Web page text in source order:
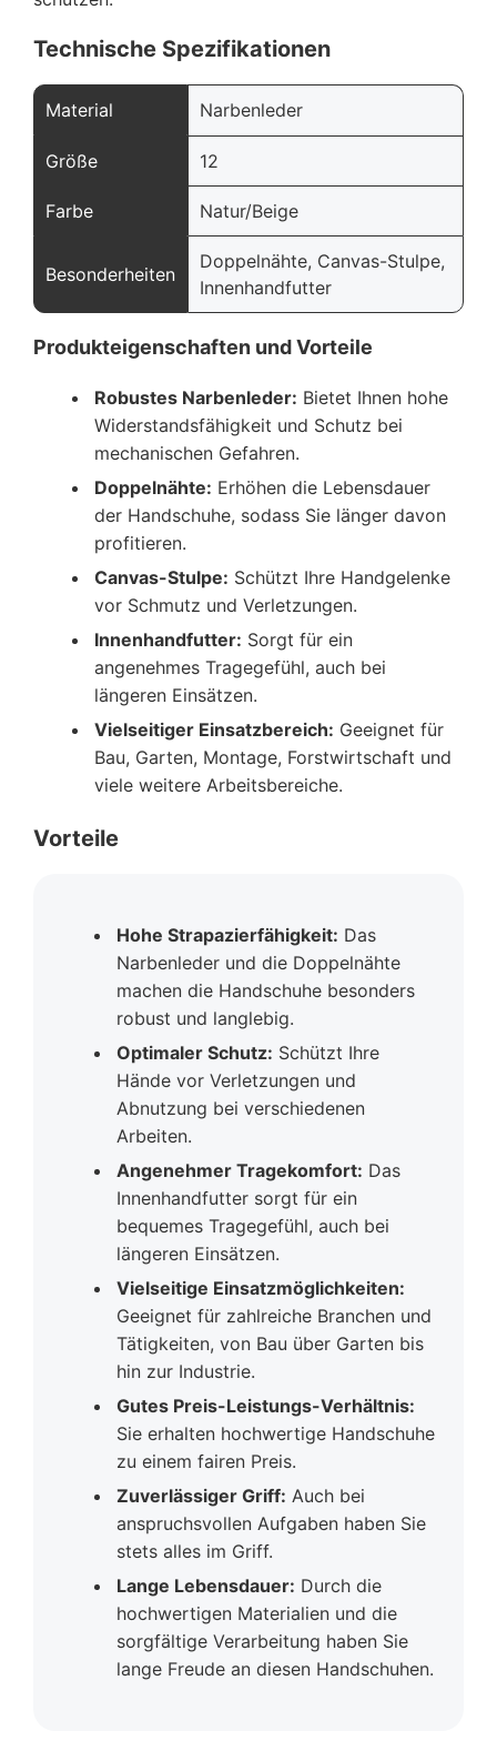
Technische Spezifikationen
Material Narbenleder
Größe 12
Farbe Natur/Beige
Besonderheiten
Doppelnähte, Canvas-Stulpe,
Innenhandfutter
Produkteigenschaften und Vorteile
Robustes Narbenleder: Bietet Ihnen hohe
Widerstandsfähigkeit und Schutz bei
mechanischen Gefahren.
Doppelnähte: Erhöhen die Lebensdauer
der Handschuhe, sodass Sie länger davon
profitieren.
Canvas-Stulpe: Schützt Ihre Handgelenke
vor Schmutz und Verletzungen.
Innenhandfutter: Sorgt für ein
angenehmes Tragegefühl, auch bei
längeren Einsätzen.
Vielseitiger Einsatzbereich: Geeignet für
Bau, Garten, Montage, Forstwirtschaft und
viele weitere Arbeitsbereiche.
Vorteile
Hohe Strapazierfähigkeit: Das
Narbenleder und die Doppelnähte
machen die Handschuhe besonders
robust und langlebig.
Optimaler Schutz: Schützt Ihre
Hände vor Verletzungen und
Abnutzung bei verschiedenen
Arbeiten.
Angenehmer Tragekomfort: Das
Innenhandfutter sorgt für ein
bequemes Tragegefühl, auch bei
längeren Einsätzen.
Vielseitige Einsatzmöglichkeiten:
Geeignet für zahlreiche Branchen und
Tätigkeiten, von Bau über Garten bis
hin zur Industrie.
Gutes Preis-Leistungs-Verhältnis:
Sie erhalten hochwertige Handschuhe
zu einem fairen Preis.
Zuverlässiger Griff: Auch bei
anspruchsvollen Aufgaben haben Sie
stets alles im Griff.
Lange Lebensdauer: Durch die
hochwertigen Materialien und die
sorgfältige Verarbeitung haben Sie
lange Freude an diesen Handschuhen.